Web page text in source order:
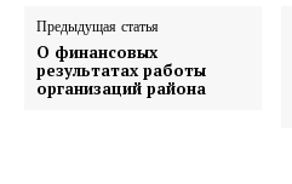
Предыдущая статья
О финансовых
результатах работы
организаций района